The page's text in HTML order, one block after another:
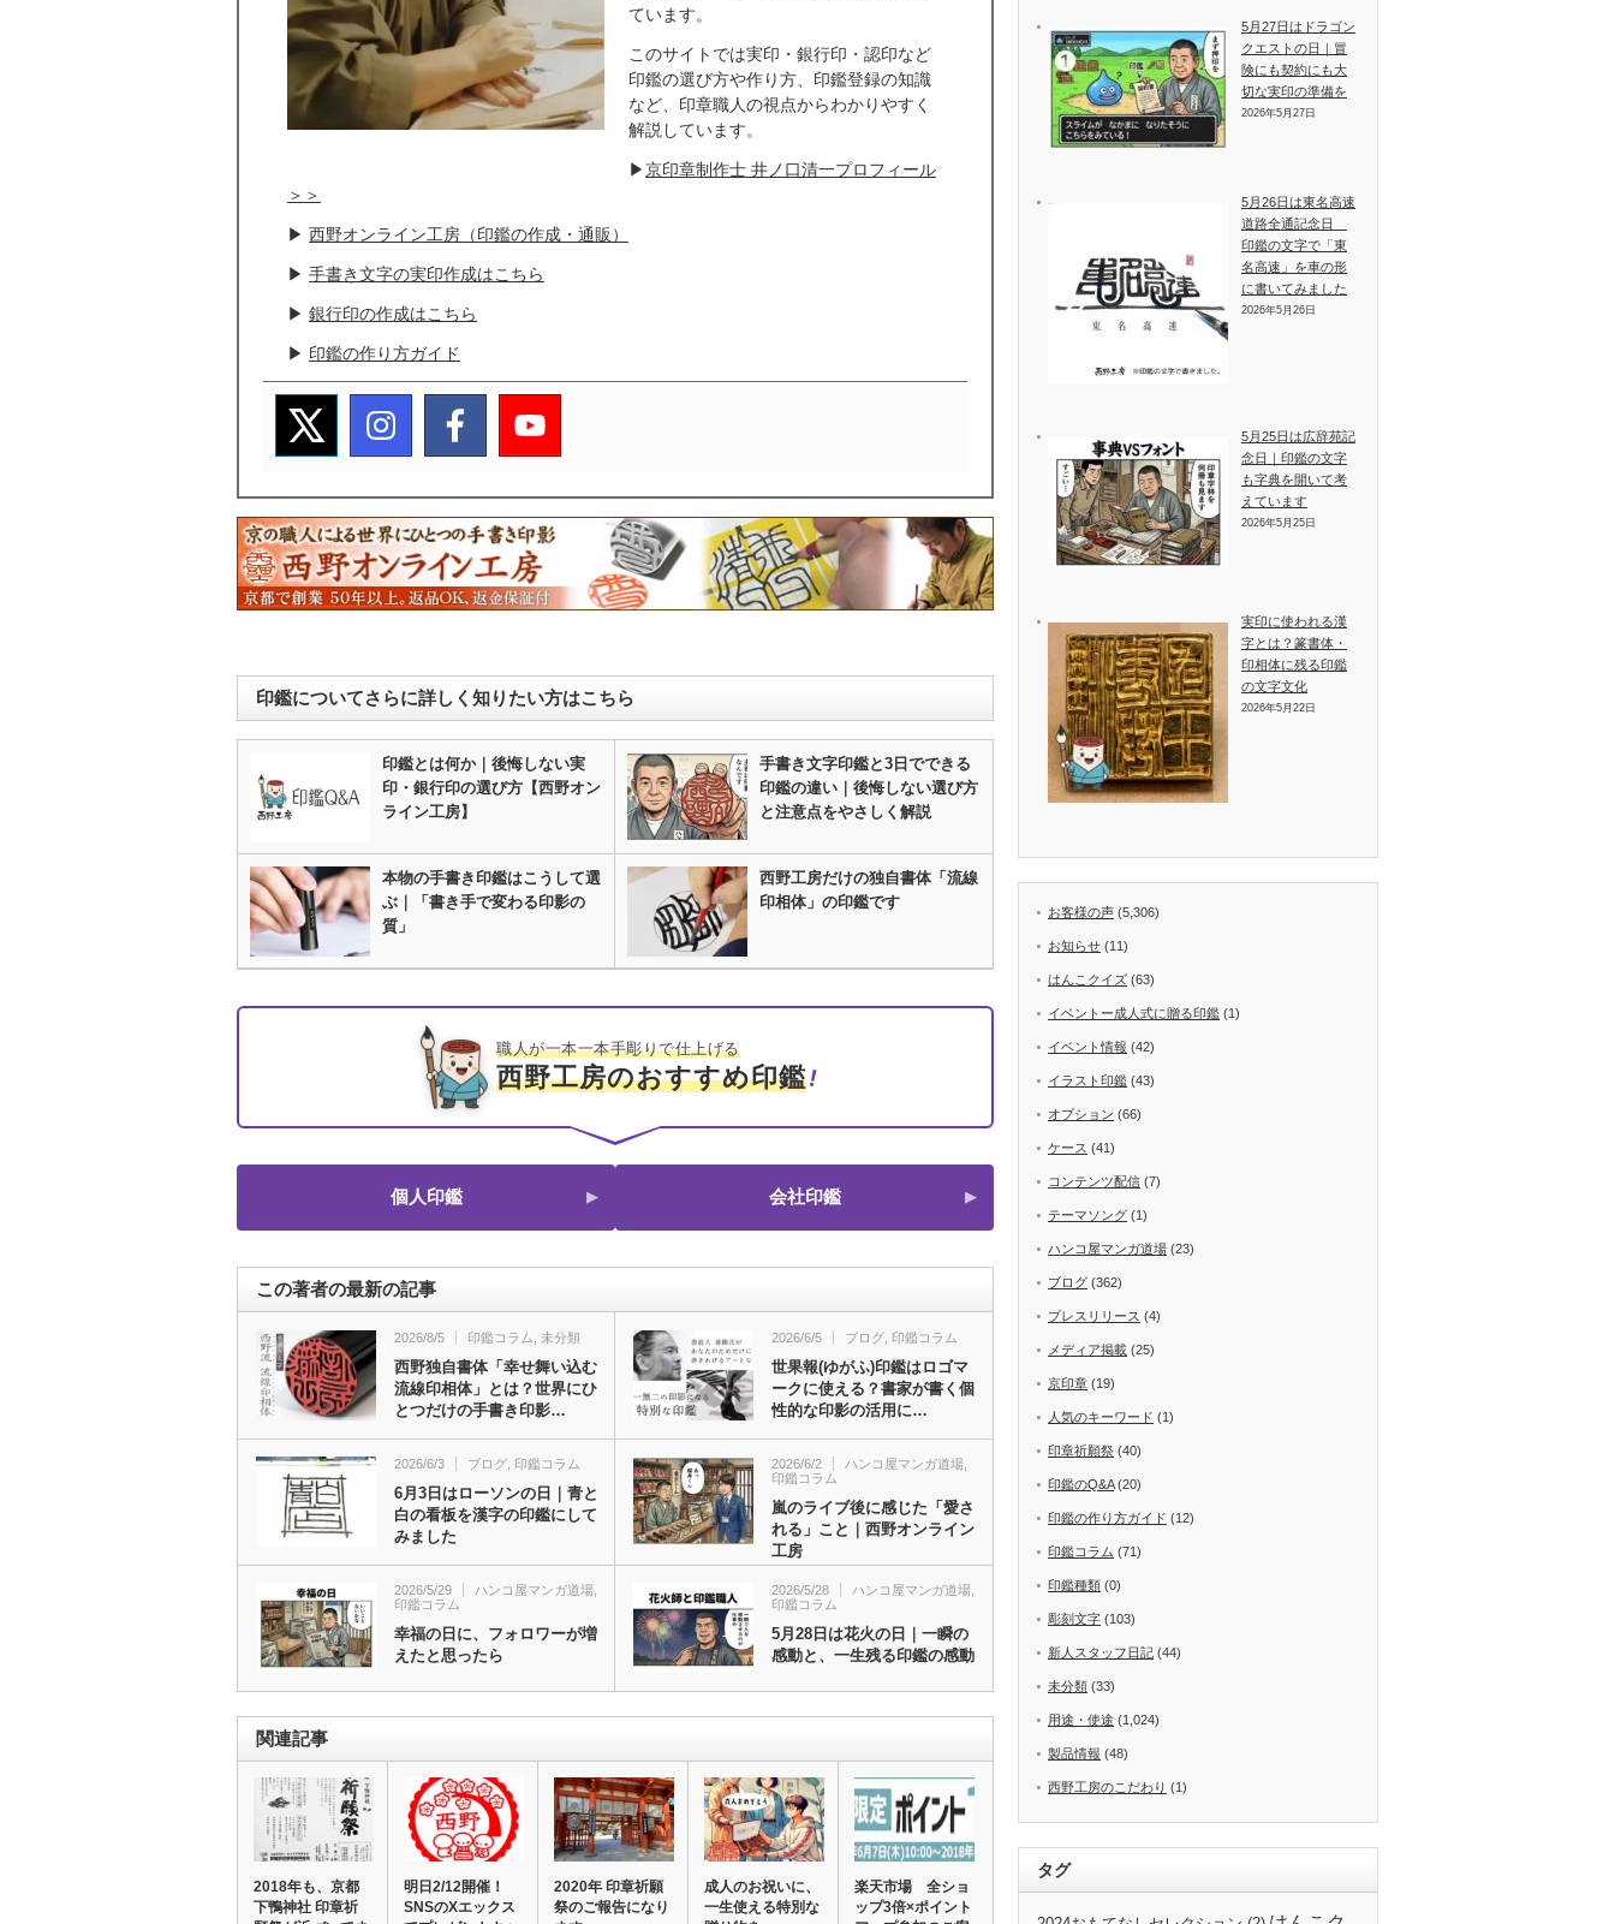
ています。
このサイトでは実印・銀行印・認印など
印鑑の選び方や作り方、印鑑登録の知識
など、印章職人の視点からわかりやすく
解説しています。
▶京印章制作士 井ノ口清一プロフィール
＞＞
▶ 西野オンライン工房（印鑑の作成・通販）
▶ 手書き文字の実印作成はこちら
▶ 銀行印の作成はこちら
▶ 印鑑の作り方ガイド
印鑑についてさらに詳しく知りたい方はこちら
印鑑とは何か｜後悔しない実
印・銀行印の選び方【西野オン
ライン工房】
手書き文字印鑑と3日でできる
印鑑の違い｜後悔しない選び方
と注意点をやさしく解説
本物の手書き印鑑はこうして選
ぶ｜「書き手で変わる印影の
質」
西野工房だけの独自書体「流線
印相体」の印鑑です
職人が一本一本手彫りで仕上げる
西野工房のおすすめ印鑑
個人印鑑 会社印鑑
この著者の最新の記事
2026/8/5 印鑑コラム 未分類
西野独自書体「幸せ舞い込む
流線印相体」とは？世界にひ
とつだけの手書き印影…
2026/6/5 ブログ 印鑑コラム
世果報(ゆがふ)印鑑はロゴマ
ークに使える？書家が書く個
性的な印影の活用に…
2026/6/3 ブログ 印鑑コラム
6月3日はローソンの日｜青と
白の看板を漢字の印鑑にして
みました
2026/6/2 ハンコ屋マンガ道場
印鑑コラム
嵐のライブ後に感じた「愛さ
れる」こと｜西野オンライン
工房
2026/5/29 ハンコ屋マンガ道場
印鑑コラム
幸福の日に、フォロワーが増
えたと思ったら
2026/5/28 ハンコ屋マンガ道場
印鑑コラム
5月28日は花火の日｜一瞬の
感動と、一生残る印鑑の感動
関連記事
2018年も、京都
下鴨神社 印章祈
明日2/12開催！
SNSのXエックス
2020年 印章祈願
祭のご報告になり
成人のお祝いに、
一生使える特別な
楽天市場 全ショ
ップ3倍×ポイント
5月27日はドラゴン
クエストの日｜冒
険にも契約にも大
切な実印の準備を
2026年5月27日
5月26日は東名高速
道路全通記念日
印鑑の文字で「東
名高速」を車の形
に書いてみました
2026年5月26日
5月25日は広辞苑記
念日｜印鑑の文字
も字典を開いて考
えています
2026年5月25日
実印に使われる漢
字とは？篆書体・
印相体に残る印鑑
の文字文化
2026年5月22日
お客様の声 (5,306)
お知らせ (11)
はんこクイズ (63)
イベントー成人式に贈る印鑑 (1)
イベント情報 (42)
イラスト印鑑 (43)
オプション (66)
ケース (41)
コンテンツ配信 (7)
テーマソング (1)
ハンコ屋マンガ道場 (23)
ブログ (362)
プレスリリース (4)
メディア掲載 (25)
京印章 (19)
人気のキーワード (1)
印章祈願祭 (40)
印鑑のQ&A(20)
印鑑の作り方ガイド (12)
印鑑コラム (71)
印鑑種類 (0)
彫刻文字 (103)
新人スタッフ日記 (44)
未分類 (33)
用途・使途 (1,024)
製品情報 (48)
西野工房のこだわり (1)
タグ